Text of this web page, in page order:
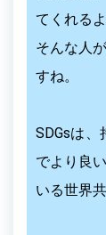
てくれる
そんな人
すね。
SDGsは
でより良
いる世界